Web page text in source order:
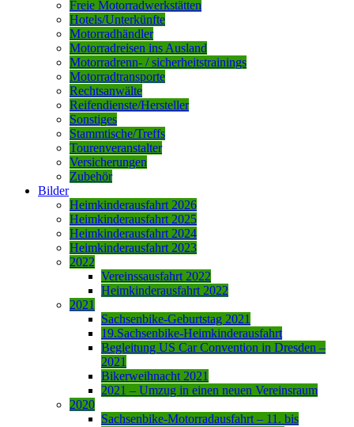
Freie Motorradwerkstätten
Hotels/Unterkünfte
Motorradhändler
Motorradreisen ins Ausland
Motorradrenn- / sicherheitstrainings
Motorradtransporte
Rechtsanwälte
Reifendienste/Hersteller
Sonstiges
Stammtische/Treffs
Tourenveranstalter
Versicherungen
Zubehör
Bilder
Heimkinderausfahrt 2026
Heimkinderausfahrt 2025
Heimkinderausfahrt 2024
Heimkinderausfahrt 2023
2022
Vereinssausfahrt 2022
Heimkinderausfahrt 2022
2021
Sachsenbike-Geburtstag 2021
19.Sachsenbike-Heimkinderausfahrt
Begleitung US Car Convention in Dresden –
2021
Bikerweihnacht 2021
2021 – Umzug in einen neuen Vereinsraum
2020
Sachsenbike-Motorradausfahrt – 11. bis